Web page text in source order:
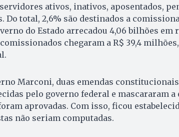
ativos, inativos, aposentados,
Do total, 2,6% são destinados a
do Estado arrecadou 4,06 bilhões em
chegaram a R$ 39,4
Marconi, duas emendas
pelo governo federal e mascararam a
aprovadas. Com isso, ficou
não seriam computadas.